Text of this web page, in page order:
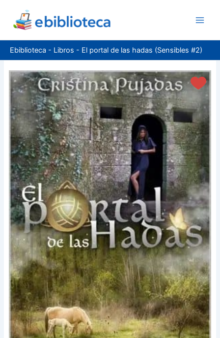
contenido
Ebiblioteca - Libros - El portal de las hadas (Sensibles #2)